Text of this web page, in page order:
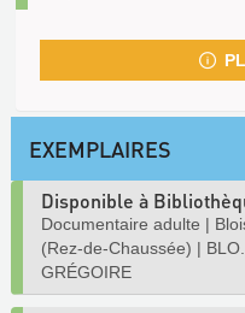
EXEMPLAIRES
Disponible à
Documentaire adulte |
(Rez-de-Chaussée) |
GRÉGOIRE